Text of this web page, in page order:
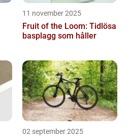
11 november 2025
Fruit of the Loom: Tidlösa
basplagg som håller
02 september 2025